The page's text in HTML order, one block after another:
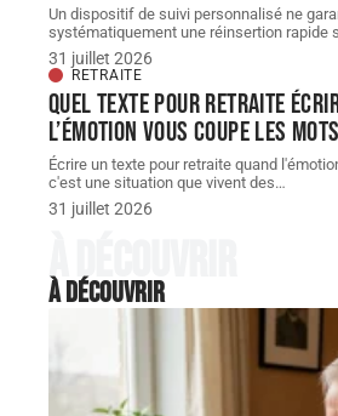
Un dispositif de suivi personnalisé ne
systématiquement une réinsertion rapide
31 juillet 2026
RETRAITE
Quel texte pour retraite
l’émotion vous coupe les
Écrire un texte pour retraite quand
c'est une situation que vivent des…
31 juillet 2026
À découvrir
À découvrir